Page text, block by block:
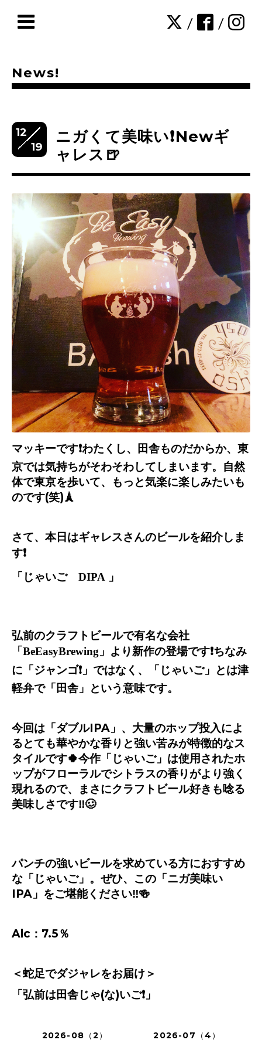
/ /
News!
12
19
ニガくて美味い❗️Newギ
ャレス🍺
マッキーです❗️わたくし、田舎ものだからか、東
京では気持ちがそわそわしてしまいます。自然
体で東京を歩いて、もっと気楽に楽しみたいも
のです(笑)🗼
さて、本日はギャレスさんのビールを紹介しま
す❗️
「じゃいご DIPA 」
弘前のクラフトビールで有名な会社
「 BeEasyBrewing 」より新作の登場です❗️ちなみ
に「ジャンゴ❗️ 」ではなく、「じゃいご」とは津
軽弁で「田舎」という意味です。
今回は「ダブルIPA 」、大量のホップ投入によ
るとても華やかな香りと強い苦みが特徴的なス
タイルです🍀今作「じゃいご」は使用されたホ
ップがフローラルでシトラスの香りがより強く
現れるので、まさにクラフトビール好きも唸る
美味しさです‼️🥴
パンチの強いビールを求めている方におすすめ
な「じゃいご」。ぜひ、この「ニガ美味い
IPA 」をご堪能ください‼️🍻
Alc ： 7.5％
＜蛇足でダジャレをお届け＞
「弘前は田舎じゃ(な)いご❗️ 」
2026-08（2）
2026-07（4）